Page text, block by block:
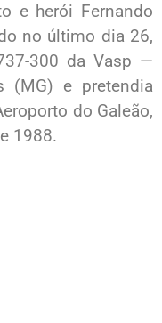
e herói Fernando
no último dia 26,
300 da Vasp —
e pretendia
do Galeão,
1988.